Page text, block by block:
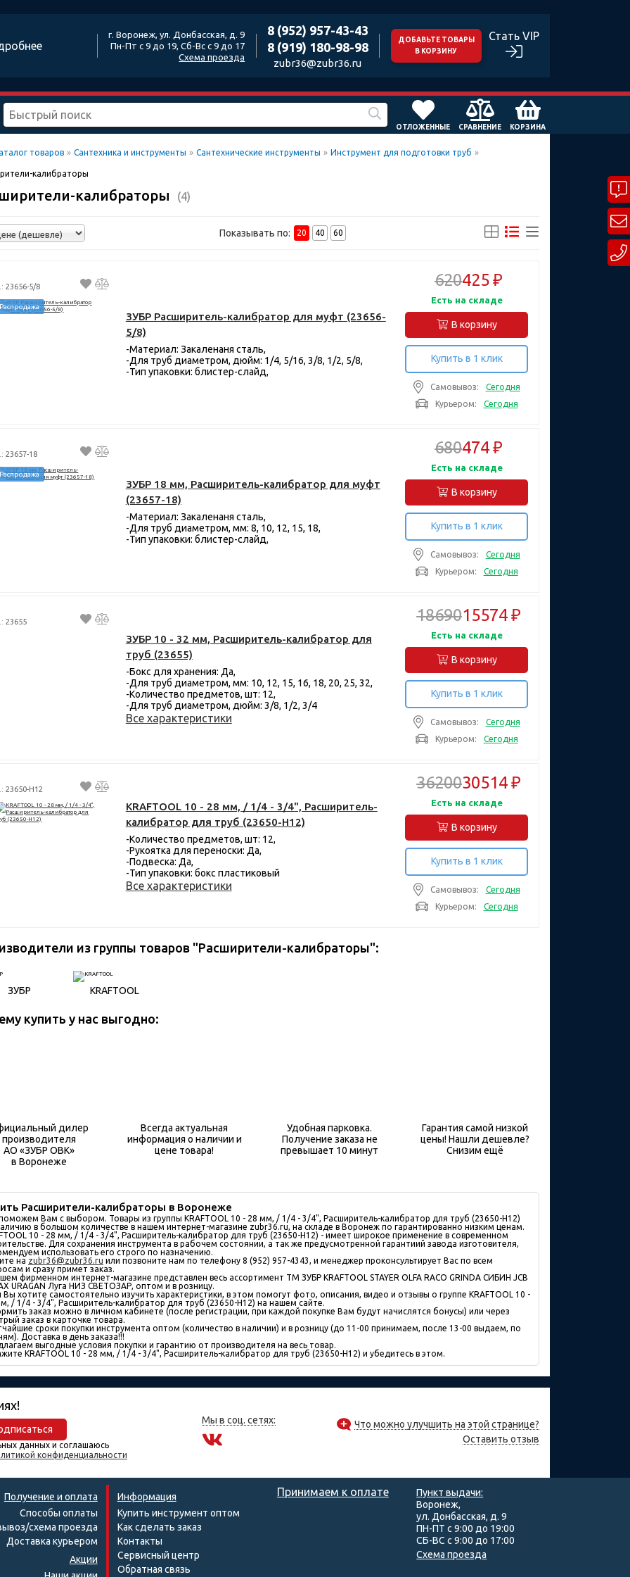
г. Воронеж, ул. Донбасская, д. 9
Пн-Пт с 9 до 19, Сб-Вс с 9 до 17
Схема проезда
8 (952) 957-43-43
8 (919) 180-98-98
zubr36@zubr36.ru
ДОБАВЬТЕ ТОВАРЫ
В КОРЗИНУ
Стать VIP
ОТЛОЖЕННЫЕ СРАВНЕНИЕ КОРЗИНА
товаров » Сантехника и инструменты » Сантехнические инструменты » Инструмент для подготовки труб »
калибраторы
калибраторы (4)
Показывать по: 20 40 60
23656-5/8
Распродажа
ЗУБР Расширитель-калибратор для муфт (23656-
5/8)
-Материал: Закаленаня сталь,
-Для труб диаметром, дюйм: 1/4, 5/16, 3/8, 1/2, 5/8,
-Тип упаковки: блистер-слайд,
620425 ₽
Есть на складе
В корзину
Купить в 1 клик
Самовывоз:
Сегодня
Курьером:
Сегодня
23657-18
Распродажа
ЗУБР 18 мм, Расширитель-калибратор для муфт
(23657-18)
-Материал: Закаленаня сталь,
-Для труб диаметром, мм: 8, 10, 12, 15, 18,
-Тип упаковки: блистер-слайд,
680474 ₽
Есть на складе
В корзину
Купить в 1 клик
Самовывоз:
Сегодня
Курьером:
Сегодня
23655
ЗУБР 10 - 32 мм, Расширитель-калибратор для
труб (23655)
-Бокс для хранения: Да,
-Для труб диаметром, мм: 10, 12, 15, 16, 18, 20, 25, 32,
-Количество предметов, шт: 12,
-Для труб диаметром, дюйм: 3/8, 1/2, 3/4
Все характеристики
1869015574 ₽
Есть на складе
В корзину
Купить в 1 клик
Самовывоз:
Сегодня
Курьером:
Сегодня
23650-H12
KRAFTOOL 10 - 28 мм, / 1/4 - 3/4", Расширитель-
калибратор для труб (23650-H12)
-Количество предметов, шт: 12,
-Рукоятка для переноски: Да,
-Подвеска: Да,
-Тип упаковки: бокс пластиковый
Все характеристики
3620030514 ₽
Есть на складе
В корзину
Купить в 1 клик
Самовывоз:
Сегодня
Курьером:
Сегодня
из группы товаров "Расширители-калибраторы":
ЗУБР KRAFTOOL
купить у нас выгодно:
дилер
производителя
АО «ЗУБР ОВК»
в Воронеже
Всегда актуальная
информация о наличии и
цене товара!
Удобная парковка.
Получение заказа не
превышает 10 минут
Гарантия самой низкой
цены! Нашли дешевле?
Снизим ещё
Расширители-калибраторы в Воронеже
Вам с выбором. Товары из группы KRAFTOOL 10 - 28 мм, / 1/4 - 3/4", Расширитель-калибратор для труб (23650-H12)
в большом количествe в нашем интернет-магазине zubr36.ru, на складе в Воронеж по гарантированно низким ценам.
10 - 28 мм, / 1/4 - 3/4", Расширитель-калибратор для труб (23650-H12) - имеет широкое применение в современном
Для сохранения инструмента в рабочем состоянии, а так же предусмотренной гарантиий завода изготовителя,
использовать его строго по назначению.
на zubr36@zubr36.ru или позвоните нам по телефону 8 (952) 957-4343, и менеджер проконсультирует Вас по всем
и сразу примет заказ.
фирменном интернет-магазине представлен весь ассортимент ТМ ЗУБР KRAFTOOL STAYER OLFA RACO GRINDA СИБИН JCB
URAGAN Луга НИЗ СВЕТОЗАР, оптом и в розницу.
Вы хотите самостоятельно изучить характеристики, в этом помогут фото, описания, видео и отзывы о группе KRAFTOOL 10 -
/ 1/4 - 3/4", Расширитель-калибратор для труб (23650-H12) на нашем сайте.
заказ можно в личном кабинете (после регистрации, при каждой покупке Вам будут начислятся бонусы) или через
заказ в карточке товара.
сроки покупки инструмента оптом (количество в наличии) и в розницу (до 11-00 принимаем, после 13-00 выдаем, по
Доставка в день заказа!!!
выгодные условия покупки и гарантию от производителя на весь товар.
KRAFTOOL 10 - 28 мм, / 1/4 - 3/4", Расширитель-калибратор для труб (23650-H12) и убедитесь в этом.
данных и соглашаюсь
конфиденциальности
Мы в соц. сетях:
Что можно улучшить на этой странице?
Оставить отзыв
Получение и оплата
Способы оплаты
схема проезда
Доставка курьером
Акции
Информация
Купить инструмент оптом
Как сделать заказ
Контакты
Сервисный центр
Обратная связь
Принимаем к оплате
Пункт выдачи:
Воронеж,
ул. Донбасская, д. 9
ПН-ПТ с 9:00 до 19:00
СБ-ВС с 9:00 до 17:00
Схема проезда